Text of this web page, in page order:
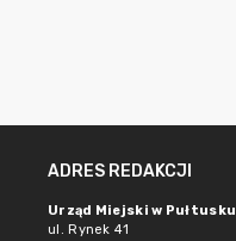
ADRES REDAKCJI
Urząd Miejski w Pułtusku
ul. Rynek 41